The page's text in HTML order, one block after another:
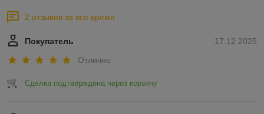
2 отзывов за всё время
17.12.2025
Покупатель
Отлично
Сделка подтверждена через корзину